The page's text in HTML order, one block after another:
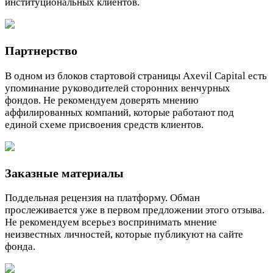
Партнерство
В одном из блоков стартовой страницы Axevil Capital есть
упоминание руководителей сторонних венчурных
фондов. Не рекомендуем доверять мнению
аффилированных компаний, которые работают под
единой схеме присвоения средств клиентов.
Заказные материалы
Поддельная рецензия на платформу. Обман
прослеживается уже в первом предложении этого отзыва.
Не рекомендуем всерьез воспринимать мнение
неизвестных личностей, которые публикуют на сайте
фонда.